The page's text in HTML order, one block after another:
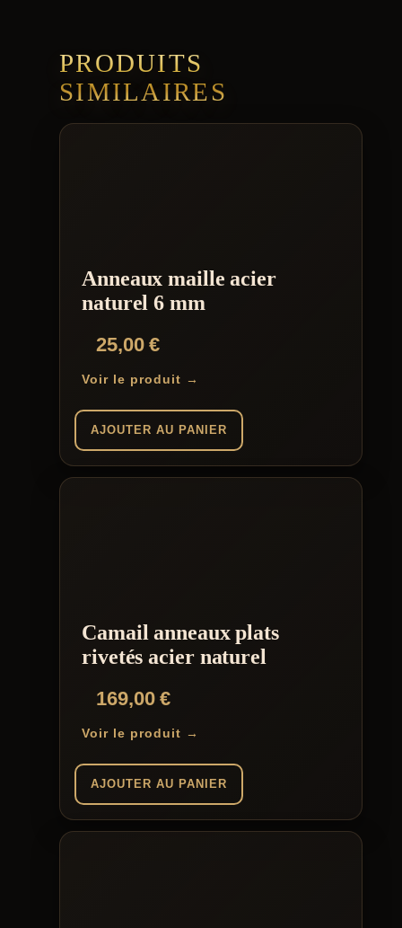
PRODUITS
SIMILAIRES
Anneaux maille acier
naturel 6 mm
25,00€
Voir le produit →
AJOUTER AU PANIER
Camail anneaux plats
rivetés acier naturel
169,00€
Voir le produit →
AJOUTER AU PANIER